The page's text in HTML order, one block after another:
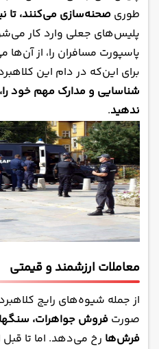
طوری صحنه‌سازی می‌کنند، تا
پلیس‌های جعلی وارد کار
پاسپورت مسافران را، از آن‌ها
برای این‌که در دام این
شناسایی و مدارک مهم خود را،
ندهید.
معاملات ارزشمند و قیمتی
از جمله شیوه‌های رایج
صورت فروش جواهرات،
فرش‌ها رخ می‌دهد. اما تا قبل